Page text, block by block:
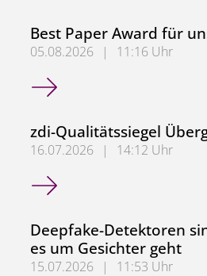
Best Paper Award für
05.08.2026 |
11:16 Uhr
Best Paper Award für unser
zdi-Qualitätssiegel
16.07.2026 |
14:12 Uhr
zdi-Qualitätssiegel Übergabe
Deepfake-Detektoren
es um Gesichter geht
15.07.2026 |
11:53 Uhr